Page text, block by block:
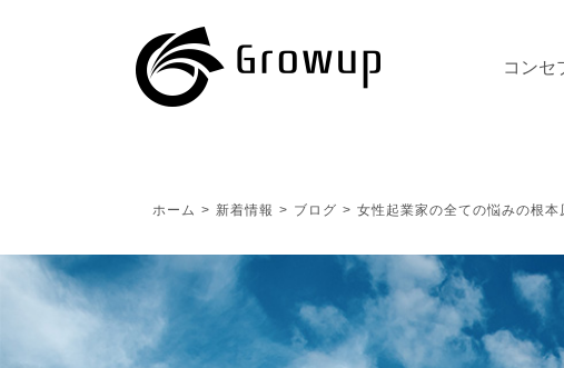
コンセ
ホーム > 新着情報 > ブログ > 女性起業家の全ての悩みの根